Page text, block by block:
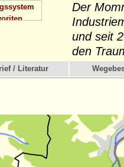
Der
und seit
den
/ Literatur